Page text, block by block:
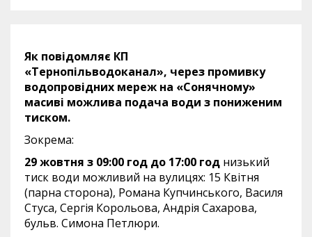
Як повідомляє КП
«Тернопільводоканал», через промивку
водопровідних мереж на «Сонячному»
масиві можлива подача води з пониженим
тиском.
Зокрема:
29 жовтня з 09:00 год до 17:00 год низький
тиск води можливий на вулицях: 15 Квітня
(парна сторона), Романа Купчинського, Василя
Стуса, Сергія Корольова, Андрія Сахарова,
бульв. Симона Петлюри.